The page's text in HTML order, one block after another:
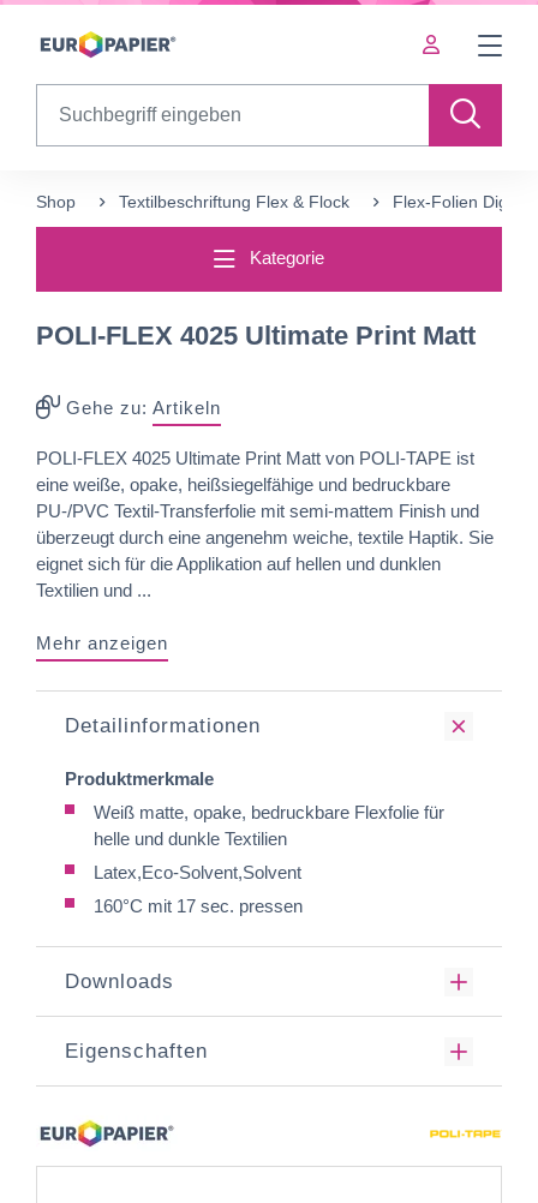
Table Of Content
Ergänzende Produkte
Shop Textilbeschriftun‍g‍ Flex & Flock Flex-Folien
Kategorie
POLI-FLEX 4025 Ultimate Print Matt
Gehe zu: Artikeln
POLI-FLEX 4025 Ultimate Print Matt von POLI-TAPE ist
eine weiße, opake, heißsiegelfähige und bedruckbare
PU-/PVC Textil-Transferfolie mit semi-mattem Finish und
überzeugt durch eine angenehm weiche, textile Haptik. Sie
eignet sich für die Applikation auf hellen und dunklen
Textilien und ...
Mehr anzeigen
Detailinformationen
Produktmerkmale
Weiß matte, opake, bedruckbare Flexfolie für
helle und dunkle Textilien
Latex,Eco-Solvent,Solvent
160°C mit 17 sec. pressen
Downloads
Eigenschaften